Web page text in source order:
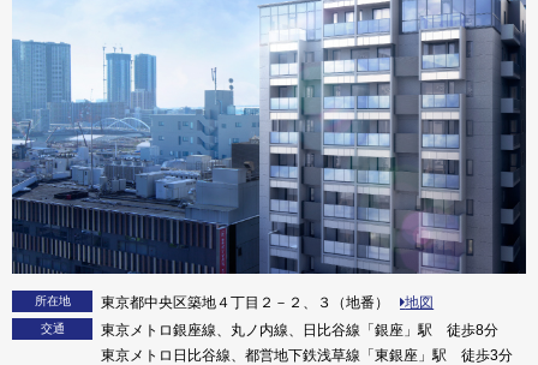
所在地 東京都中央区築地４丁目２－２、３（地番） 地図
交通
東京メトロ銀座線、丸ノ内線、日比谷線「銀座」駅 徒歩8分
東京メトロ日比谷線、都営地下鉄浅草線「東銀座」駅 徒歩3分